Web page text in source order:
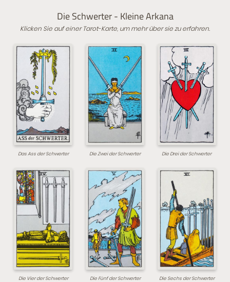
Die Schwerter - Kleine Arkana
Klicken Sie auf einer Tarot-Karte, um mehr über sie zu erfahren.
Das Ass der Schwerter Die Zwei der Schwerter Die Drei der Schwerter
Die Vier der Schwerter Die Fünf der Schwerter Die Sechs der Schwerter